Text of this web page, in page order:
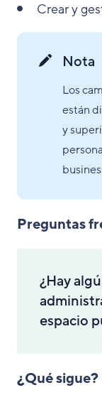
Crear y
Nota
Los
están
y
Preguntas
¿Hay
espacio
¿Qué sigue?